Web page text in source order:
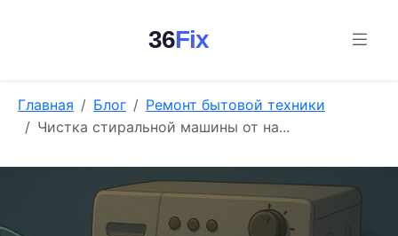
36Fix
Главная Блог
Ремонт бытовой техники
Чистка стиральной машины от на...